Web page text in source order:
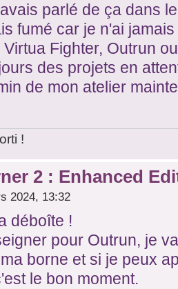
parlé de ça dans
fumé car je n'ai
Fighter, Outrun
des projets en
de mon atelier
!
2 : Enhanced
2024, 13:32
déboîte !
pour Outrun, je
borne et si je peux
le bon moment.